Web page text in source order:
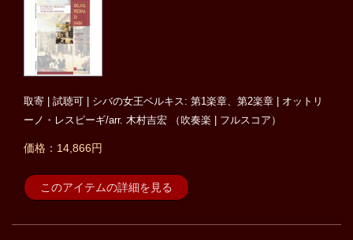
取寄 | 試聴可 | シバの女王ベルキス: 第1楽章、第2楽章 | オットリ
ーノ・レスピーギ/arr. 木村吉宏 （吹奏楽 | フルスコア）
価格：14,866円
このアイテムの詳細を見る